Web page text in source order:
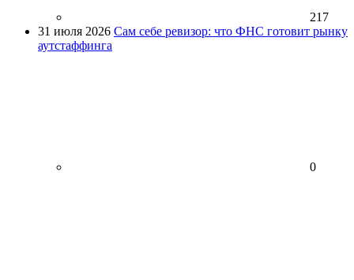
217
31 июля 2026 Сам себе ревизор: что ФНС готовит рынку
аутстаффинга
0